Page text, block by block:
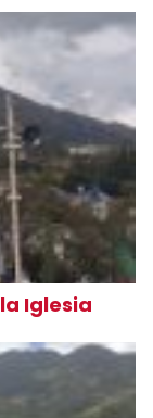
Iglesia